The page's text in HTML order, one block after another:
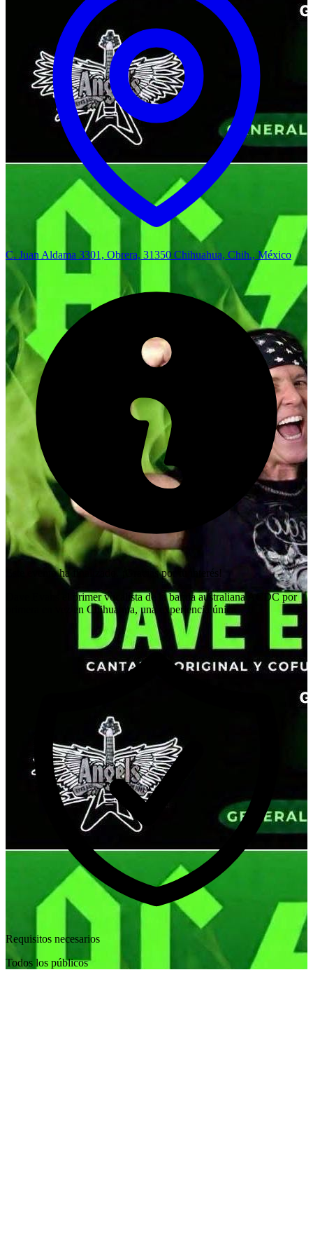
C. Juan Aldama 3301, Obrera, 31350 Chihuahua, Chih., México
Este evento ha finalizado. ¡Gracias por tu interés!
Dave Evans el primer vocalista de la banda australiana ACDC por
primera en vez en Chihuahua, una experiencia única
Requisitos necesarios
Todos los públicos